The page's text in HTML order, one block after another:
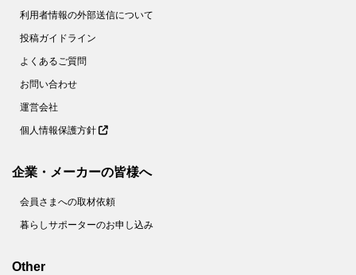
利用者情報の外部送信について
投稿ガイドライン
よくあるご質問
お問い合わせ
運営会社
個人情報保護方針
企業・メーカーの皆様へ
会員さまへの取材依頼
暮らしサポーターのお申し込み
Other